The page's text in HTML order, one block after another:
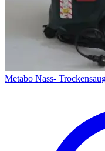
Metabo Nass-